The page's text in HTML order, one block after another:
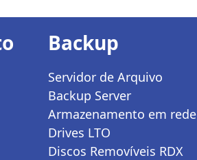
Backup
Servidor de Arquivo
Backup Server
Armazenamento em rede
Drives LTO
Discos Removíveis RDX